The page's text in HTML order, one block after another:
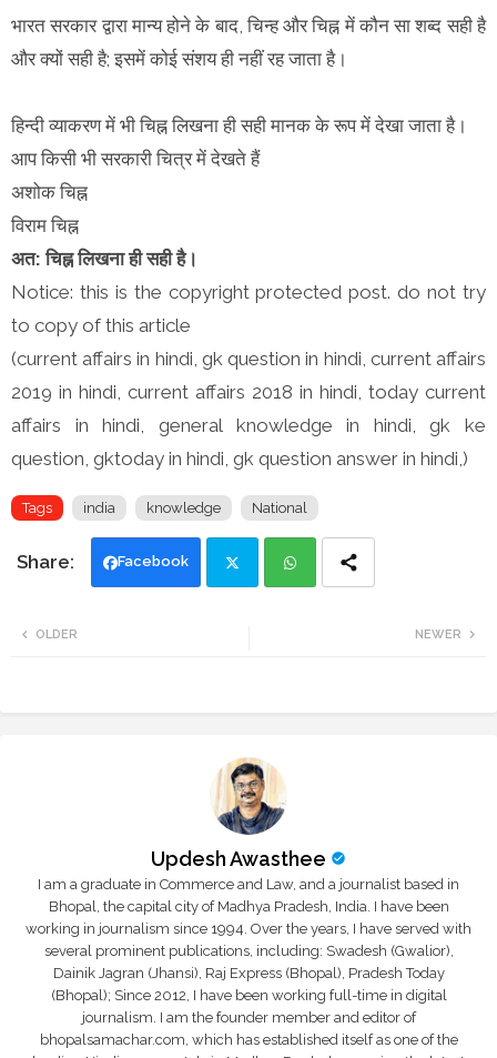
भारत सरकार द्वारा मान्य होने के बाद, चिन्ह और चिह्न में कौन सा शब्द सही है
और क्यों सही है; इसमें कोई संशय ही नहीं रह जाता है।
हिन्दी व्याकरण में भी चिह्न लिखना ही सही मानक के रूप में देखा जाता है।
आप किसी भी सरकारी चित्र में देखते हैं
अशोक चिह्न
विराम चिह्न
अत: चिह्न लिखना ही सही है।
Notice: this is the copyright protected post. do not try
to copy of this article
(current affairs in hindi, gk question in hindi, current affairs
2019 in hindi, current affairs 2018 in hindi, today current
affairs in hindi, general knowledge in hindi, gk ke
question, gktoday in hindi, gk question answer in hindi,)
Tags india knowledge National
Facebook
NEWER
OLDER
Updesh Awasthee
I am a graduate in Commerce and Law, and a journalist based in
Bhopal, the capital city of Madhya Pradesh, India. I have been
working in journalism since 1994. Over the years, I have served with
several prominent publications, including: Swadesh (Gwalior),
Dainik Jagran (Jhansi), Raj Express (Bhopal), Pradesh Today
(Bhopal); Since 2012, I have been working full-time in digital
journalism. I am the founder member and editor of
bhopalsamachar.com, which has established itself as one of the